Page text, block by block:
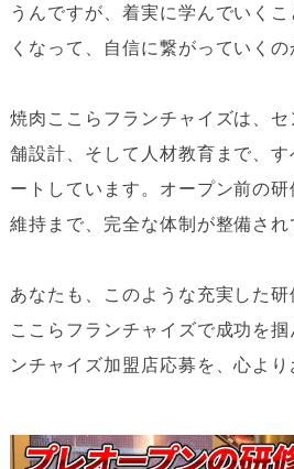
うんですが、着実に学んでいく
くなって、自信に繋がっていくの
焼肉ここらフランチャイズは、
舗設計、そして人材教育まで、
ートしています。オープン前の
維持まで、完全な体制が整備され
あなたも、このような充実した
ここらフランチャイズで成功を
ンチャイズ加盟店応募を、心より